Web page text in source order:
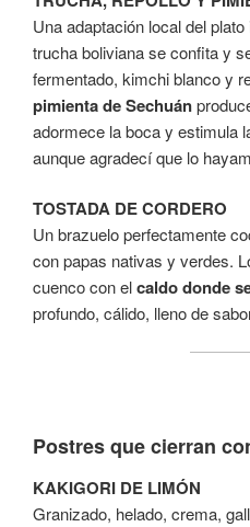
Una adaptación local del
trucha boliviana se confita y
fermentado, kimchi blanco y
pimienta de Sechuán
adormece la boca y estimula
aunque agradecí que lo
TOSTADA DE CORDERO
Un brazuelo perfectamente
con papas nativas y verdes.
cuenco con elcaldo donde
profundo, cálido, lleno de
Postres que cierran
KAKIGORI DE LIMÓN
Granizado, helado, crema,